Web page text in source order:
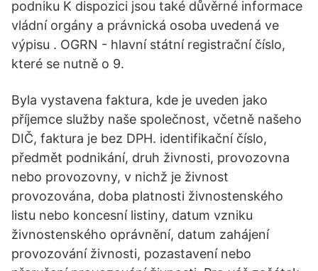
podniku K dispozici jsou také důvěrné informace
vládní orgány a právnická osoba uvedená ve
výpisu . OGRN - hlavní státní registrační číslo,
které se nutně o 9.
Byla vystavena faktura, kde je uveden jako
příjemce služby naše společnost, včetně našeho
DIČ, faktura je bez DPH. identifikační číslo,
předmět podnikání, druh živnosti, provozovna
nebo provozovny, v nichž je živnost
provozována, doba platnosti živnostenského
listu nebo koncesní listiny, datum vzniku
živnostenského oprávnění, datum zahájení
provozování živnosti, pozastavení nebo